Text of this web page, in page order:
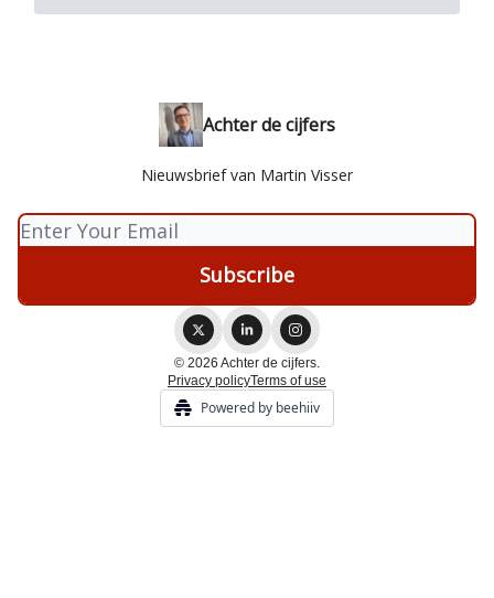
Achter de cijfers
Nieuwsbrief van Martin Visser
© 2026 Achter de cijfers.
Privacy policyTerms of use
Powered by beehiiv